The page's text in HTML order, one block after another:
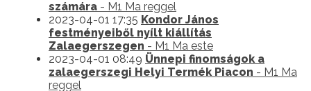
számára - M1 Ma reggel
2023-04-01 17:35 Kondor János
festményeiből nyílt kiállítás
Zalaegerszegen - M1 Ma este
2023-04-01 08:49 Ünnepi finomságok a
zalaegerszegi Helyi Termék Piacon - M1 Ma
reggel